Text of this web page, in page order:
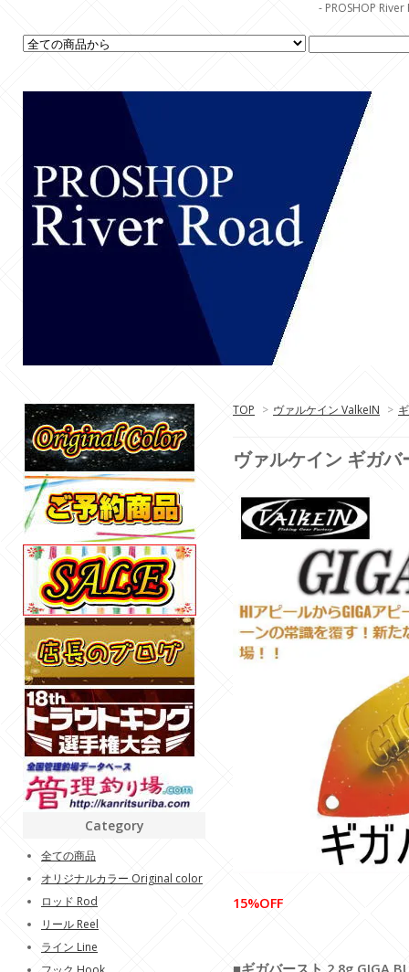
- PROSHOP
TOP > ヴァルケイン ValkeIN >
ヴァルケイン ギガ
15%OFF
■ギガバースト 2.8g GIGA
Category
全ての商品
オリジナルカラー Original color
ロッド Rod
リール Reel
ライン Line